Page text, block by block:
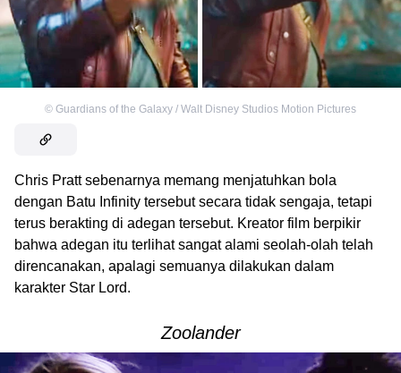
© Guardians of the Galaxy / Walt Disney Studios Motion Pictures
Chris Pratt sebenarnya memang menjatuhkan bola
dengan Batu Infinity tersebut secara tidak sengaja, tetapi
terus berakting di adegan tersebut. Kreator film berpikir
bahwa adegan itu terlihat sangat alami seolah-olah telah
direncanakan, apalagi semuanya dilakukan dalam
karakter Star Lord.
Zoolander